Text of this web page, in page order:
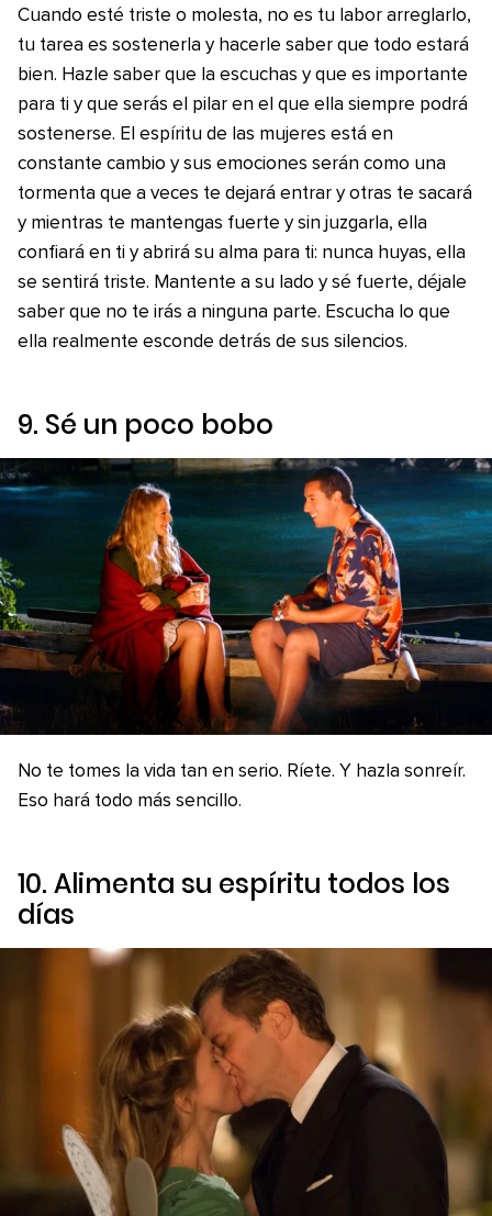
Cuando esté triste o molesta, no es tu labor arreglarlo,
tu tarea es sostenerla y hacerle saber que todo estará
bien. Hazle saber que la escuchas y que es importante
para ti y que serás el pilar en el que ella siempre podrá
sostenerse. El espíritu de las mujeres está en
constante cambio y sus emociones serán como una
tormenta que a veces te dejará entrar y otras te sacará
y mientras te mantengas fuerte y sin juzgarla, ella
confiará en ti y abrirá su alma para ti: nunca huyas, ella
se sentirá triste. Mantente a su lado y sé fuerte, déjale
saber que no te irás a ninguna parte. Escucha lo que
ella realmente esconde detrás de sus silencios.
9. Sé un poco bobo
No te tomes la vida tan en serio. Ríete. Y hazla sonreír.
Eso hará todo más sencillo.
10. Alimenta su espíritu todos los
días